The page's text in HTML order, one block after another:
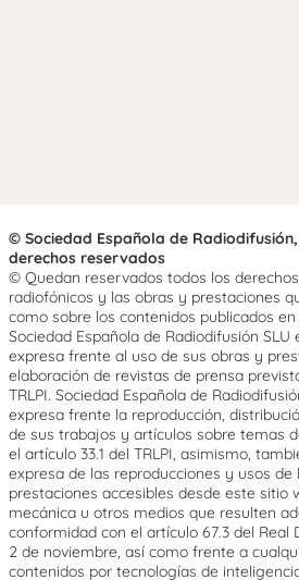
© Sociedad Española de Radiodifusión,
derechos reservados
© Quedan reservados todos los
radiofónicos y las obras y prestaciones
como sobre los contenidos publicados
Sociedad Española de Radiodifusión SLU
expresa frente al uso de sus obras y
elaboración de revistas de prensa
TRLPI. Sociedad Española de
expresa frente la reproducción,
de sus trabajos y artículos sobre temas
el artículo 33.1 del TRLPI, asimismo,
expresa de las reproducciones y usos de
prestaciones accesibles desde este sitio
mecánica u otros medios que resulten
conformidad con el artículo 67.3 del Real
2 de noviembre, así como frente a
contenidos por tecnologías de